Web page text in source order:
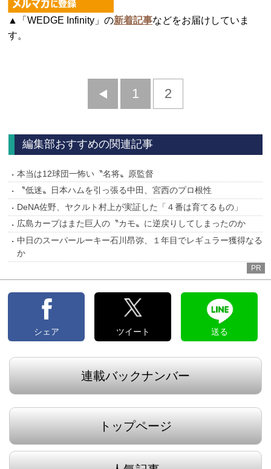
▲「WEDGE Infinity」の新着記事などをお届けしていま
す。
前
1 2
編集部おすすめの関連記事
本当は12球団一怖い〝名将〟原監督
〝低迷〟日本ハムを引っ張る中田、宮西のプロ根性
DeNA佐野、ヤクルト村上が実証した「４番は育てるもの」
広島カープはまた巨人の〝カモ〟に逆戻りしてしまったのか
中日のスーパールーキー石川昂弥、１年目でレギュラー獲得なる
か
PR
シェア ツイート 送る
連載バックナンバー
トップページ